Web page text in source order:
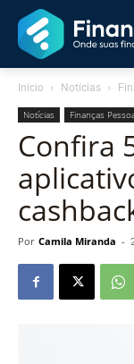
Início Notícias
Notícias Finanças
Confira
Por Camila Miranda -